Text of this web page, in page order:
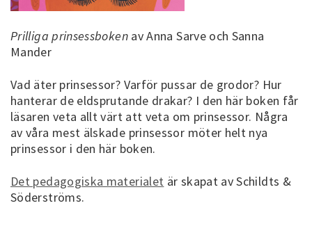
Prilliga prinsessboken av Anna Sarve och Sanna
Mander
Vad äter prinsessor? Varför pussar de grodor? Hur
hanterar de eldsprutande drakar? I den här boken får
läsaren veta allt värt att veta om prinsessor. Några
av våra mest älskade prinsessor möter helt nya
prinsessor i den här boken.
Det pedagogiska materialet är skapat av Schildts &
Söderströms.